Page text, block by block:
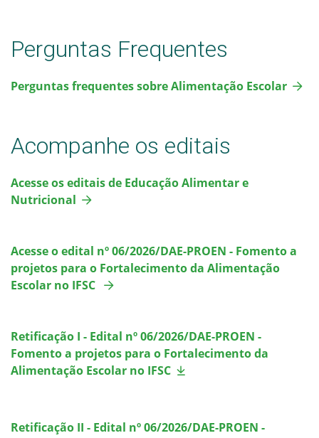
Perguntas Frequentes
Perguntas frequentes sobre Alimentação Escolar
Acompanhe os editais
Acesse os editais de Educação Alimentar e
Nutricional
Acesse o edital nº 06/2026/DAE-PROEN - Fomento a
projetos para o Fortalecimento da Alimentação
Escolar no IFSC
Retificação I - Edital nº 06/2026/DAE-PROEN -
Fomento a projetos para o Fortalecimento da
Alimentação Escolar no IFSC
Retificação II - Edital nº 06/2026/DAE-PROEN -